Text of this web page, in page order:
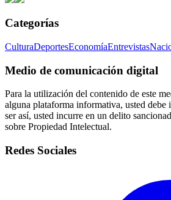
Categorías
CulturaDeportesEconomíaEntrevistas
Medio de comunicación digital
Para la utilización del contenido de este
alguna plataforma informativa, usted debe
ser así, usted incurre en un delito
sobre Propiedad Intelectual.
Redes Sociales